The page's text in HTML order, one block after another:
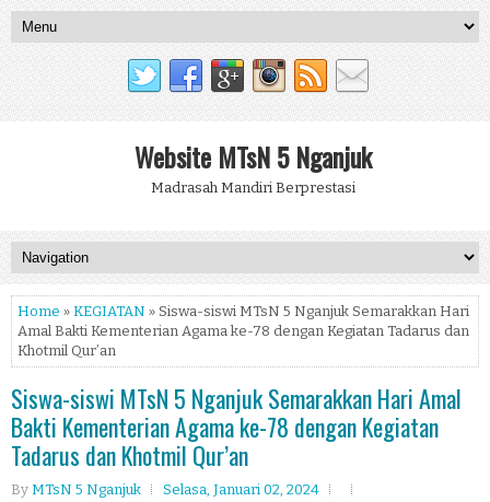
Website MTsN 5 Nganjuk
Madrasah Mandiri Berprestasi
Home » KEGIATAN » Siswa-siswi MTsN 5 Nganjuk Semarakkan Hari
Amal Bakti Kementerian Agama ke-78 dengan Kegiatan Tadarus dan
Khotmil Qur’an
Siswa-siswi MTsN 5 Nganjuk Semarakkan Hari Amal
Bakti Kementerian Agama ke-78 dengan Kegiatan
Tadarus dan Khotmil Qur’an
By MTsN 5 Nganjuk Selasa, Januari 02, 2024